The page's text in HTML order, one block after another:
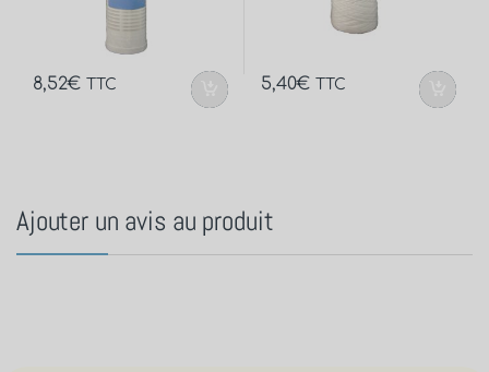
8,52€ TTC 5,40€ TTC
Ajouter un avis au produit